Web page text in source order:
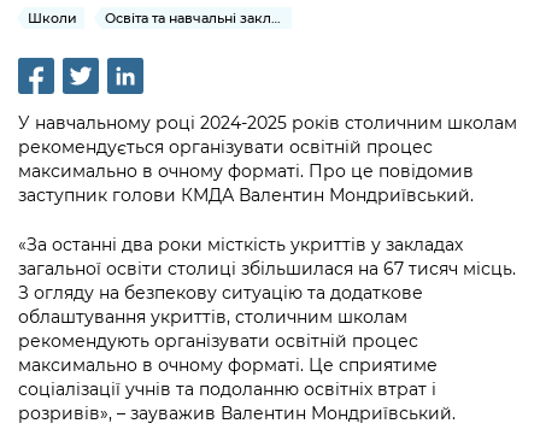
Рішення та розпорядження
Проєкти розпоряджень, що
перебувають на погодженні КМВА
Рішення Київради
Контактна інформація
Графік роботи та прийому громадян
Вакансії
Статистика
Звернення громадян
Освіта та навчальні заклади
Дороги, транспорт та парковки
Навколишнє середовище міста
Містобудування та земельні ділянки
Бізнес та ліцензування
Фінанси та бюджет
Безпека та правопорядок
Ритуальні послуги
Громадська експертиза
Громадський бюджет
Консультації з громадськістю
Громадська рада
Відкритий бюджет
Контактний центр
Допомога учасникам АТО
Рада з питань внутрішньо переміщених
Інформація з обмеженим доступом
Проекти нормативно-правових та
інших актів
Питання і відповіді про публічну
інформацію
Порядок оскарження рішень, дій чи
бездіяльності розпорядників інформації
Медіагалерея
Підписатися на новини та анонси від
from the KCSA
Порядок акредитації медіа /
Accreditation process
Подати журналістський запит /
Submitting a media request
Зйомки в лікарнях в умовах воєнного
стану / Rules for media coverage of
hospitals at work under martial law
Школи
Освіта та навчальні заклади
У навчальному році 2024-2025 років столичним школам
рекомендується організувати освітній процес
максимально в очному форматі. Про це повідомив
заступник голови КМДА Валентин Мондриївський.
«За останні два роки місткість укриттів у закладах
загальної освіти столиці збільшилася на 67 тисяч місць.
З огляду на безпекову ситуацію та додаткове
облаштування укриттів, столичним школам
рекомендують організувати освітній процес
максимально в очному форматі. Це сприятиме
соціалізації учнів та подоланню освітніх втрат і
розривів», – зауважив Валентин Мондриївський.